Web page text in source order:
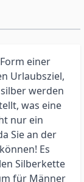
einer
Urlaubsziel,
werden
was eine
nur ein
Sie an der
Es
Silberkette
für Männer